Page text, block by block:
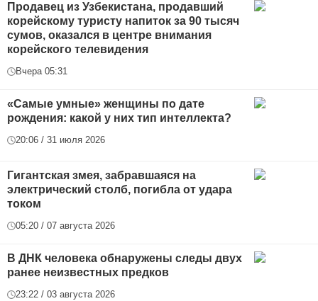
Продавец из Узбекистана, продавший
корейскому туристу напиток за 90 тысяч
сумов, оказался в центре внимания
корейского телевидения
Вчера 05:31
«Самые умные» женщины по дате
рождения: какой у них тип интеллекта?
20:06 / 31 июля 2026
Гигантская змея, забравшаяся на
электрический столб, погибла от удара
током
05:20 / 07 августа 2026
В ДНК человека обнаружены следы двух
ранее неизвестных предков
23:22 / 03 августа 2026